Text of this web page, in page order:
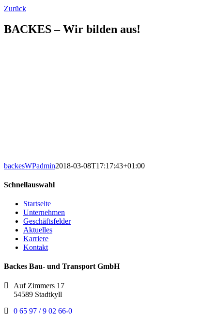
Zurück
BACKES – Wir bilden aus!
backesWPadmin2018-03-08T17:17:43+01:00
Schnellauswahl
Startseite
Unternehmen
Geschäftsfelder
Aktuelles
Karriere
Kontakt
Backes Bau- und Transport GmbH
Auf Zimmers 17
54589 Stadtkyll
0 65 97 / 9 02 66-0